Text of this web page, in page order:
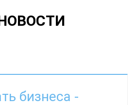
бизнеса -